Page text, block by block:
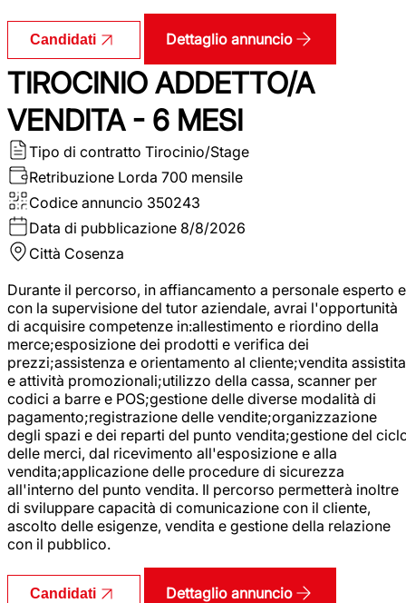
Candidati Dettaglio annuncio
TIROCINIO ADDETTO/A
VENDITA - 6 MESI
Tipo di contratto Tirocinio/Stage
Retribuzione Lorda 700 mensile
Codice annuncio 350243
Data di pubblicazione 8/8/2026
Città Cosenza
Durante il percorso, in affiancamento a personale esperto e
con la supervisione del tutor aziendale, avrai l'opportunità
di acquisire competenze in:allestimento e riordino della
merce;esposizione dei prodotti e verifica dei
prezzi;assistenza e orientamento al cliente;vendita assistita
e attività promozionali;utilizzo della cassa, scanner per
codici a barre e POS;gestione delle diverse modalità di
pagamento;registrazione delle vendite;organizzazione
degli spazi e dei reparti del punto vendita;gestione del
delle merci, dal ricevimento all'esposizione e alla
vendita;applicazione delle procedure di sicurezza
all'interno del punto vendita. Il percorso permetterà inoltre
di sviluppare capacità di comunicazione con il cliente,
ascolto delle esigenze, vendita e gestione della relazione
con il pubblico.
Candidati Dettaglio annuncio